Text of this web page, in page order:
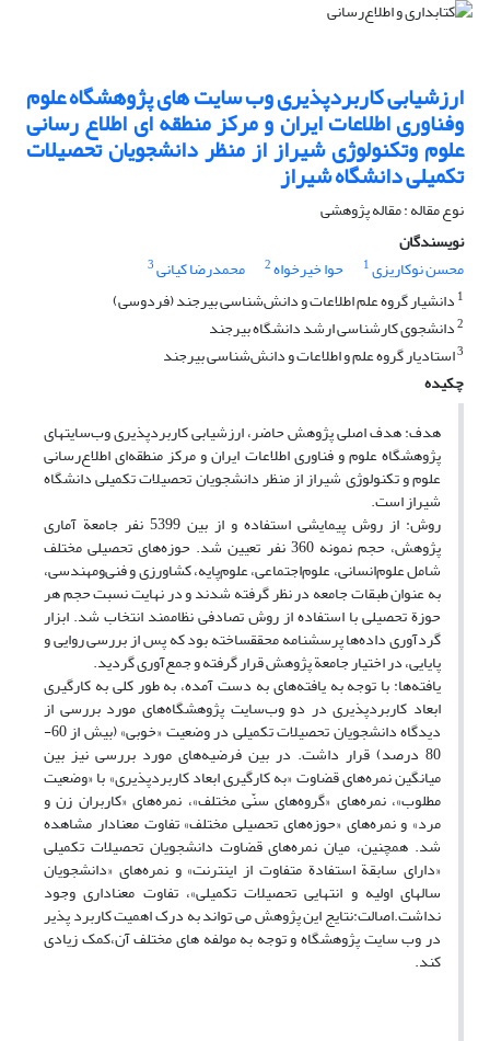
ارزشیابی کاربردپذیری وب سایت های پژوهشگاه علوم
وفناوری اطلاعات ایران و مرکز منطقه ای اطلاع رسانی
علوم وتکنولوژی شیراز از منظر دانشجویان تحصیلات
تکمیلی دانشگاه شیراز
نوع مقاله : مقاله پژوهشی
نویسندگان
محسن نوکاریزی1 حوا خیرخواه2 محمدرضا کیانی3
1 دانشیار گروه علم اطلاعات و دانش‌شناسی بیرجند (فردوسی)
2دانشجوی کارشناسی ارشد دانشگاه بیرجند
3استادیار گروه علم و اطلاعات و دانش‌شناسی بیرجند
چکیده
هدف: هدف اصلی پژوهش حاضر، ارزشیابی کاربردپذیری وب‌سایتهای
پژوهشگاه علوم و فناوری اطلاعات ایران و مرکز منطقه‌ای اطلاع‌رسانی
علوم و تکنولوژی شیراز از منظر دانشجویان تحصیلات تکمیلی دانشگاه
شیراز است.
روش: از روش پیمایشی استفاده و از بین 5399 نفر جامعة آماری
پژوهش، حجم نمونه 360 نفر تعیین شد. حوزه‌های تحصیلی مختلف
شامل علوم‌انسانی، علوم‌اجتماعی، علوم‌پایه، کشاورزی و فنی‌ومهندسی،
به عنوان طبقات جامعه در نظر گرفته شدند و در نهایت نسبت حجم هر
حوزة تحصیلی با استفاده از روش تصادفی نظاممند انتخاب شد. ابزار
گردآوری داده‌ها پرسشنامه محققساخته بود که پس از بررسی روایی و
پایایی، در اختیار جامعة پژوهش قرار گرفته و جمع‌آوری گردید.
یافته‌ها: با توجه به یافته‌های به دست آمده، به طور کلی به کارگیری
ابعاد کاربردپذیری در دو وب‌سایت پژوهشگاه‌های مورد بررسی از
دیدگاه دانشجویان تحصیلات تکمیلی در وضعیت «خوبی» (بیش از 60-
80 درصد) قرار داشت. در بین فرضیه‌های مورد بررسی نیز بین
میانگین نمره‌های قضاوت «به کارگیری ابعاد کاربردپذیری» با «وضعیت
مطلوب»، نمره‌های «گروه‌های سنّی مختلف»، نمره‌های «کاربران زن و
مرد» و نمره‌های «حوزه‌های تحصیلی مختلف» تفاوت معنادار مشاهده
شد. همچنین، میان نمره‌های قضاوت دانشجویان تحصیلات تکمیلی
«دارای سابقة استفادة متفاوت از اینترنت» و نمره‌های «دانشجویان
سالهای اولیه و انتهایی تحصیلات تکمیلی»، تفاوت معناداری وجود
نداشت.اصالت:نتایج این پژوهش می تواند به درک اهمیت کاربرد پذیر
در وب سایت پژوهشگاه و توجه به مولفه های مختلف آن،کمک زیادی
کند.